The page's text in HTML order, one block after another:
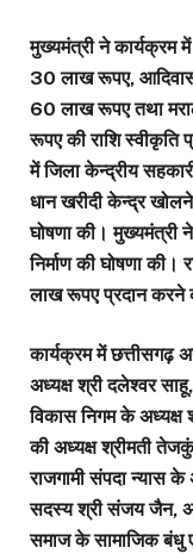
मुख्यमंत्री ने कार्यक्रम में
30 लाख रूपए,
60 लाख रूपए तथा
रूपए की राशि स्वीकृति
में जिला केन्द्रीय
धान खरीदी केन्द्र
घोषणा की। मुख्यमंत्री
निर्माण की घोषणा
लाख रूपए प्रदान करने
कार्यक्रम में छत्तीसगढ़
अध्यक्ष श्री दलेश्वर
विकास निगम के अध्यक्ष
की अध्यक्ष श्रीमती
राजगामी संपदा न्यास
सदस्य श्री संजय जैन,
समाज के सामाजिक बंधु